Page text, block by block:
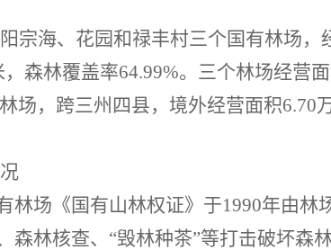
宗海、花园和禄丰村三个国有林场，
，森林覆盖率64.99%。 三个林场经营
场，跨三州四县，境外经营面积6.70
林场《国有山林权证》于1990年由林
森林核查、“毁林种茶”等打击破坏森